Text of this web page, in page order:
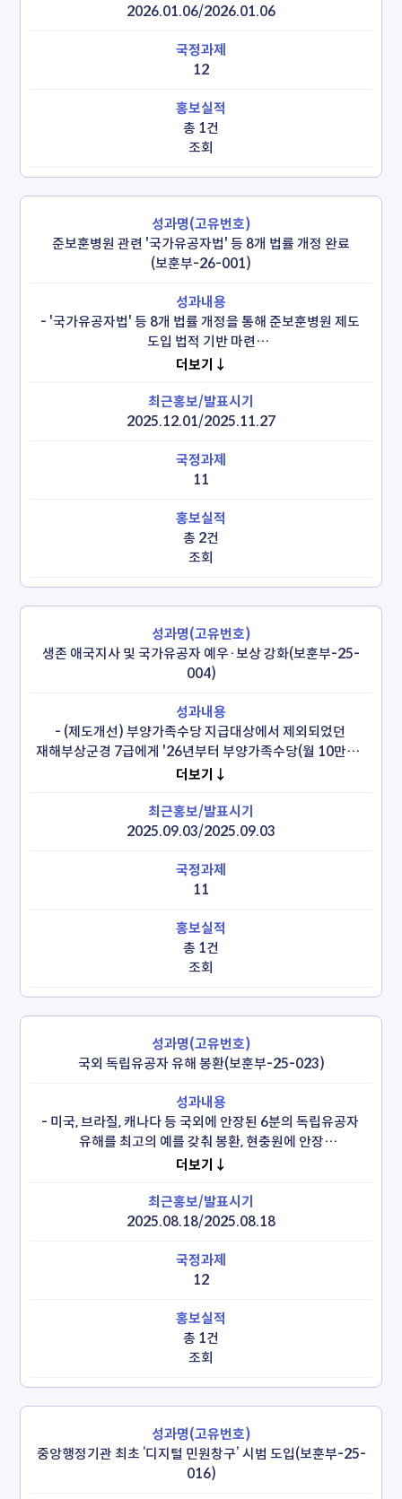
참여하는 민관 협력 체계
2026.01.06/2026.01.06
12
총 1건
조회
준보훈병원 관련 '국가유공자법' 등 8개 법률 개정 완료
(보훈부-26-001)
- '국가유공자법' 등 8개 법률 개정을 통해 준보훈병원 제도
도입 법적 기반 마련
  * 개정안 국회 통과(26.1.29.), 국무회의 의결(26.2.10.),
더보기↓
2025.12.01/2025.11.27
11
총 2건
조회
생존 애국지사 및 국가유공자 예우·보상 강화(보훈부-25-
004)
- (제도개선) 부양가족수당 지급대상에서 제외되었던
재해부상군경 7급에게 '26년부터 부양가족수당(월 10만원)
지급
시행령 개정 완료(‘26.1.6.)
인상('26)
* (예우금) 훈격별 월 157~172만원 → 315~345만원('26)
* 국가유공자 보상금 5% 인상('26)
* 참전, 무공, 4.19공로 수당 각 3만원 인상('26)
* 보상격차 해소를 위해 7급 상이자 보상금 및 6.25전몰군경
더보기↓
2025.09.03/2025.09.03
11
총 1건
조회
국외 독립유공자 유해 봉환(보훈부-25-023)
- 미국, 브라질, 캐나다 등 국외에 안장된 6분의 독립유공자
유해를 최고의 예를 갖춰 봉환, 현충원에 안장
* 현지 추모식(25.8.8~10), 유해 영접식(25.8.12. 장관),
대전현충원)
더보기↓
2025.08.18/2025.08.18
12
총 1건
조회
중앙행정기관 최초 ‘디지털 민원창구’ 시범 도입(보훈부-25-
016)